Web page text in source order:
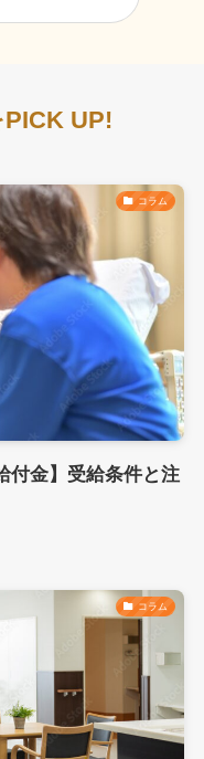
UP!
コラム
付金】受給条件と注
コラム